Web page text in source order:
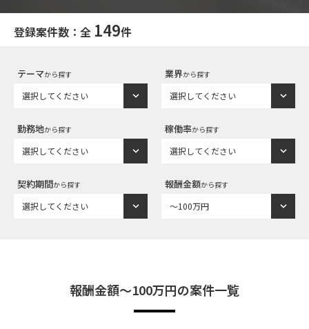
登録案件数：全 149件
テーマから探す 業界から探す
勤務地から探す 稼働率から探す
契約期間から探す 報酬金額から探す
報酬金額〜100万円の案件一覧